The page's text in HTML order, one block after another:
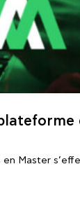
Master